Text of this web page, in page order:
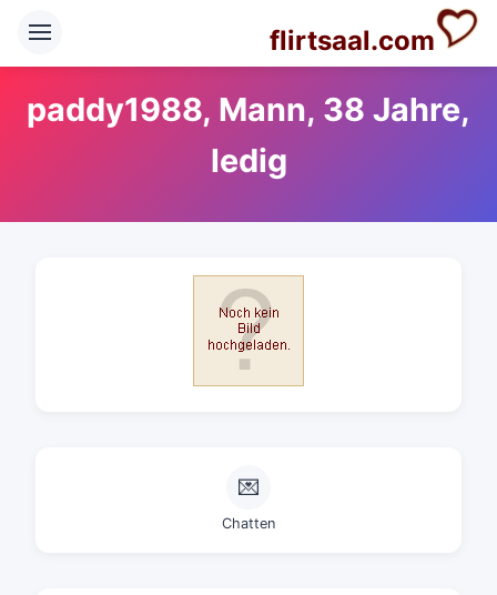
flirtsaal.com
paddy1988, Mann, 38 Jahre,
ledig
💌
Chatten